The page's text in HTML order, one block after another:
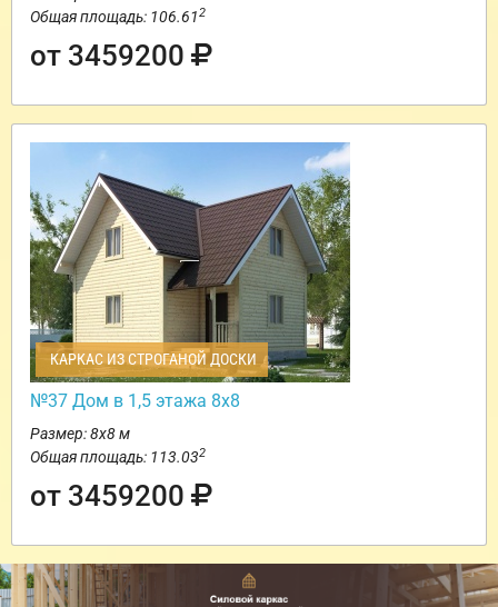
Общая площадь: 106.612
от 3459200
КАРКАС ИЗ СТРОГАНОЙ ДОСКИ
№37 Дом в 1,5 этажа 8х8
Размер: 8х8 м
Общая площадь: 113.032
от 3459200